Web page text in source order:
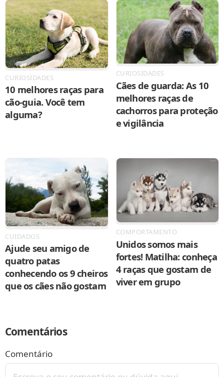
CURIOSIDADES
10 melhores raças para
cão-guia. Você tem
alguma?
CURIOSIDADES
Cães de guarda: As 10
melhores raças de
cachorros para proteção
e vigilância
CUIDADOS
Ajude seu amigo de
quatro patas
conhecendo os 9 cheiros
que os cães não gostam
COMPORTAMENTO
Unidos somos mais
fortes! Matilha: conheça
4 raças que gostam de
viver em grupo
Comentários
Comentário